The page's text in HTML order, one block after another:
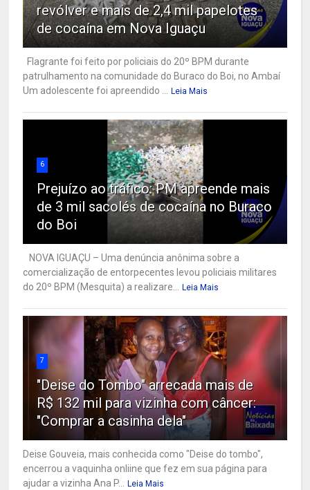
revólver e mais de 2,4 mil papelotes
de cocaína em Nova Iguaçu
Flagrante foi feito por policiais do 20º BPM durante
patrulhamento na comunidade do Buraco do Boi, no Ambaí
Um adolescente foi apreendido ... Leia Mais
6
Prejuízo ao tráfico: PM apreende mais
de 3 mil sacolés de cocaína no Buraco
do Boi
NOVA IGUAÇU – Uma denúncia anônima sobre a
comercialização de entorpecentes levou policiais militares
do 20º BPM (Mesquita) a realizare... Leia Mais
7
"Deise do Tombo" arrecada mais de
R$ 132 mil para vizinha com câncer:
"Comprar a casinha dela"
Deise Gouveia, mais conhecida como "Deise do tombo",
encerrou a vaquinha onliine que fez em sua página para
ajudar a vizinha Ana P... Leia Mais